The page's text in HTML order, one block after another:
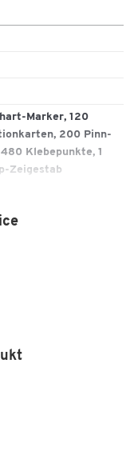
Marker, 120
200 Pinn-
Klebepunkte, 1
Zeigestab